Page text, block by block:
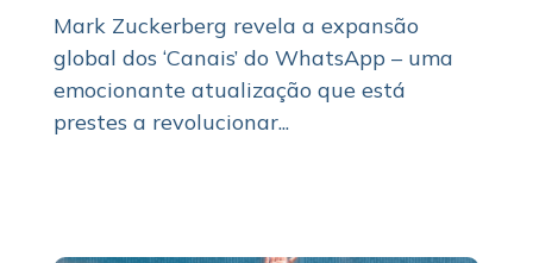
Mark Zuckerberg revela a expansão
global dos ‘Canais’ do WhatsApp – uma
emocionante atualização que está
prestes a revolucionar...